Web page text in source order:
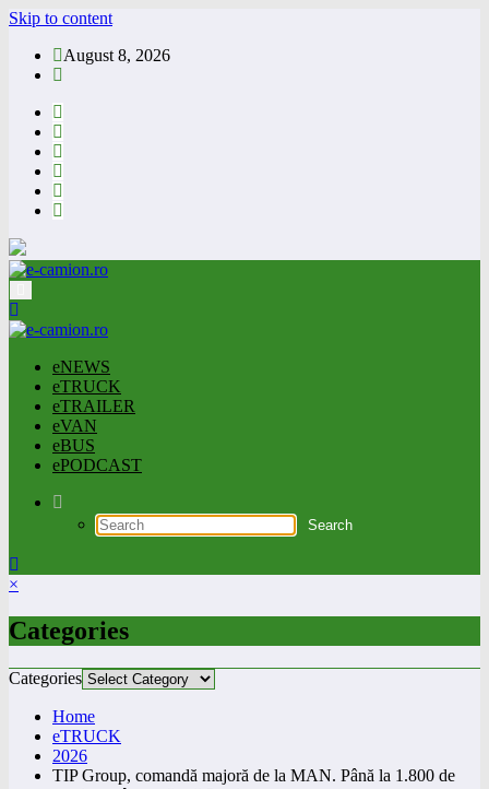
Skip to content
August 8, 2026
eNEWS
eTRUCK
eTRAILER
eVAN
eBUS
ePODCAST
×
Categories
Categories
Home
eTRUCK
2026
TIP Group, comandă majoră de la MAN. Până la 1.800 de